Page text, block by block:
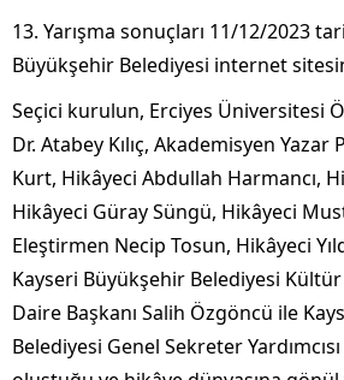
13. Yarışma sonuçları 11/12/2023
Büyükşehir Belediyesi internet
Seçici kurulun, Erciyes Üniversitesi
Dr. Atabey Kılıç, Akademisyen
Kurt, Hikâyeci Abdullah Harmancı,
Hikâyeci Güray Süngü, Hikâyeci
Eleştirmen Necip Tosun, Hikâyeci
Kayseri Büyükşehir Belediyesi
Daire Başkanı Salih Özgöncü ile
Belediyesi Genel Sekreter